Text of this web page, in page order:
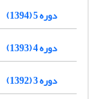
دوره 5 (1394)
دوره 4 (1393)
دوره 3 (1392)